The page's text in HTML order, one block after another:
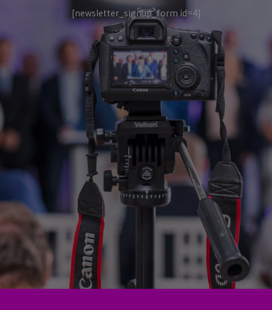
[newsletter_signup_form id=4]